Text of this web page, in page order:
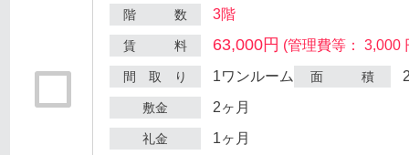
階 数 3階
賃 料 63,000円 (管理費等： 3,000
間 取 り 1ワンルーム 面 積
敷金 2ヶ月
礼金 1ヶ月